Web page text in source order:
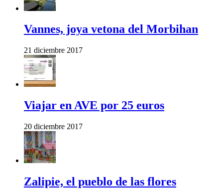
Vannes, joya vetona del Morbihan
21 diciembre 2017
Viajar en AVE por 25 euros
20 diciembre 2017
Zalipie, el pueblo de las flores